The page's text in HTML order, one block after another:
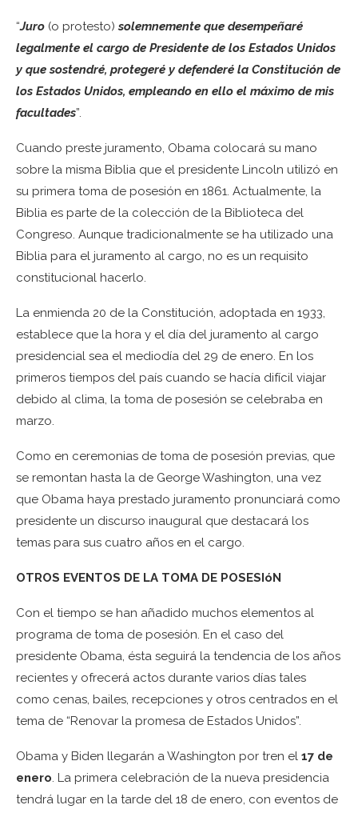
“Juro (o protesto)solemnemente que desempeñaré
legalmente el cargo de Presidente de los Estados Unidos
y que sostendré, protegeré y defenderé la Constitución de
los Estados Unidos, empleando en ello el máximo de mis
facultades”.
Cuando preste juramento, Obama colocará su mano
sobre la misma Biblia que el presidente Lincoln utilizó en
su primera toma de posesión en 1861. Actualmente, la
Biblia es parte de la colección de la Biblioteca del
Congreso. Aunque tradicionalmente se ha utilizado una
Biblia para el juramento al cargo, no es un requisito
constitucional hacerlo.
La enmienda 20 de la Constitución, adoptada en 1933,
establece que la hora y el día del juramento al cargo
presidencial sea el mediodía del 29 de enero. En los
primeros tiempos del país cuando se hacía difícil viajar
debido al clima, la toma de posesión se celebraba en
marzo.
Como en ceremonias de toma de posesión previas, que
se remontan hasta la de George Washington, una vez
que Obama haya prestado juramento pronunciará como
presidente un discurso inaugural que destacará los
temas para sus cuatro años en el cargo.
OTROS EVENTOS DE LA TOMA DE POSESIóN
Con el tiempo se han añadido muchos elementos al
programa de toma de posesión. En el caso del
presidente Obama, ésta seguirá la tendencia de los años
recientes y ofrecerá actos durante varios días tales
como cenas, bailes, recepciones y otros centrados en el
tema de “Renovar la promesa de Estados Unidos”.
Obama y Biden llegarán a Washington por tren el 17 de
enero. La primera celebración de la nueva presidencia
tendrá lugar en la tarde del 18 de enero, con eventos de